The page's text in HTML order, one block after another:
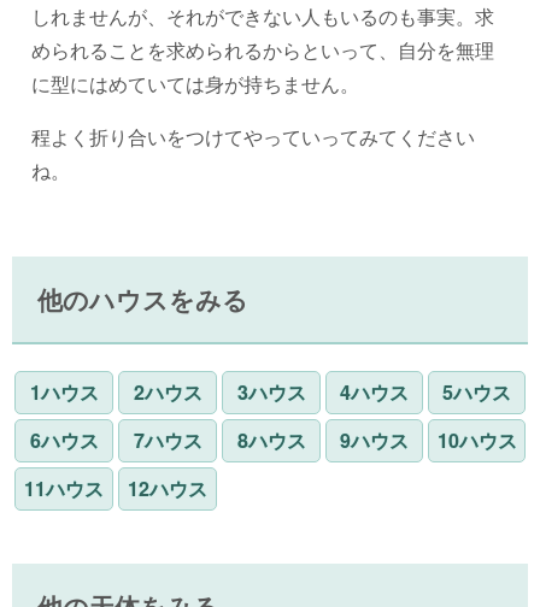
しれませんが、それができない人もいるのも事実。求
められることを求められるからといって、自分を無理
に型にはめていては身が持ちません。
程よく折り合いをつけてやっていってみてください
ね。
他のハウスをみる
1ハウス 2ハウス 3ハウス 4ハウス
5ハウス
6ハウス
7ハウス 8ハウス 9ハウス
10ハウス
11ハウス
12ハウス